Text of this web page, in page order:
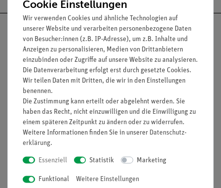
Nach oben
Informationen
Unternehmen
Stellenangebote
Service
Übersicht Service
Einräumservice
Cookie Einstellungen
Wir verwenden Cookies und ähnliche Technologien auf
unserer Website und verarbeiten personenbezogene Daten
von Besucher:innen (z.B. IP-Adresse), um z.B. Inhalte und
Anzeigen zu personalisieren, Medien von Drittanbietern
einzubinden oder Zugriffe auf unsere Website zu analysieren.
Die Datenverarbeitung erfolgt erst durch gesetzte Cookies.
Wir teilen Daten mit Dritten, die wir in den Einstellungen
benennen.
Die Zustimmung kann erteilt oder abgelehnt werden. Sie
haben das Recht, nicht einzuwilligen und die Einwilligung zu
einem späteren Zeitpunkt zu ändern oder zu widerrufen.
Weitere Informationen finden Sie in unserer Daten­schutz­
erklärung.
Essenziell Statistik Marketing
Funktional Weitere Einstellungen